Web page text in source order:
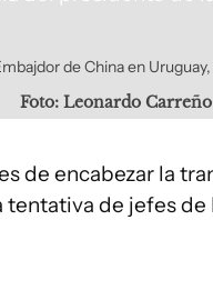
de China en
Foto: Leonardo
de encabezar la
de jefes de